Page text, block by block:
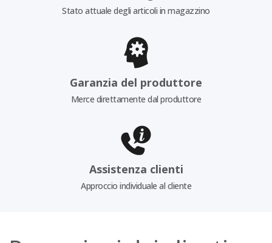
Stato attuale degli articoli in magazzino
Garanzia del produttore
Merce direttamente dal produttore
Assistenza clienti
Approccio individuale al cliente